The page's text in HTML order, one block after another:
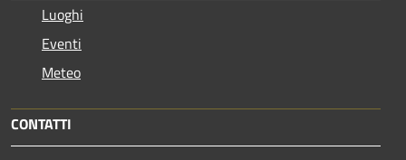
Luoghi
Eventi
Meteo
CONTATTI